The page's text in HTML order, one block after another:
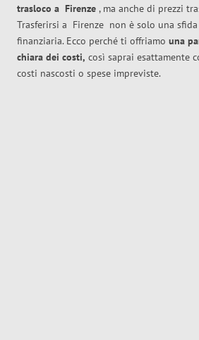
trasloco a Firenze , ma anche di prezzi
Trasferirsi a Firenze non è solo una
finanziaria. Ecco perché ti offriamo una
chiara dei costi, così saprai esattamente
costi nascosti o spese impreviste.